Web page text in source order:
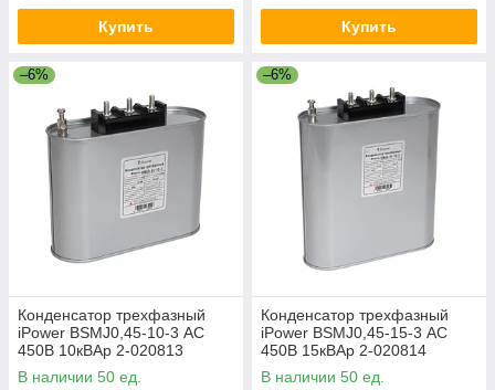
Купить Купить
–6%
Конденсатор трехфазный
iPower BSMJ0,45-10-3 АС
450В 10кВАр 2-020813
BSMJ0.45-10-3
В наличии 50 ед.
–6%
Конденсатор трехфазный
iPower BSMJ0,45-15-3 АС
450В 15кВАр 2-020814
BSMJ0.45-15-3
В наличии 50 ед.